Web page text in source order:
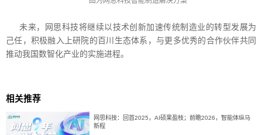
未来，网思科技将继续以技术创新加速传统制造业的转型发展为
己任，积极融入上研院的百川生态体系，与更多优秀的合作伙伴共同
推动我国数智化产业的实施进程。
相关推荐
网思科技：回首2025，AI硕果盈枝；前瞻2026，智能体纵马
新程